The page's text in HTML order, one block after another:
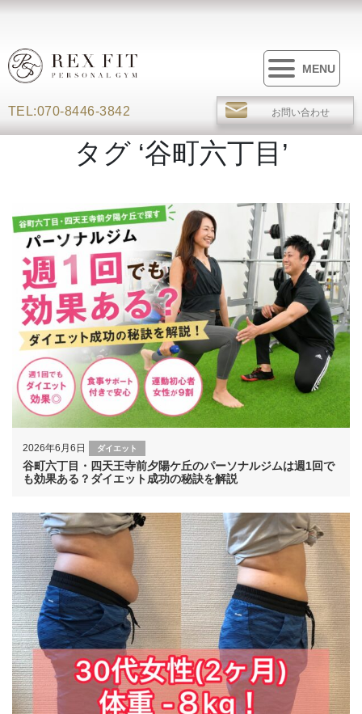
MENU
TEL:070-8446-3842 お問い合わせ
タグ ‘谷町六丁目’
2026年6月6日 ダイエット
谷町六丁目・四天王寺前夕陽ケ丘のパーソナルジムは週1回で
も効果ある？ダイエット成功の秘訣を解説